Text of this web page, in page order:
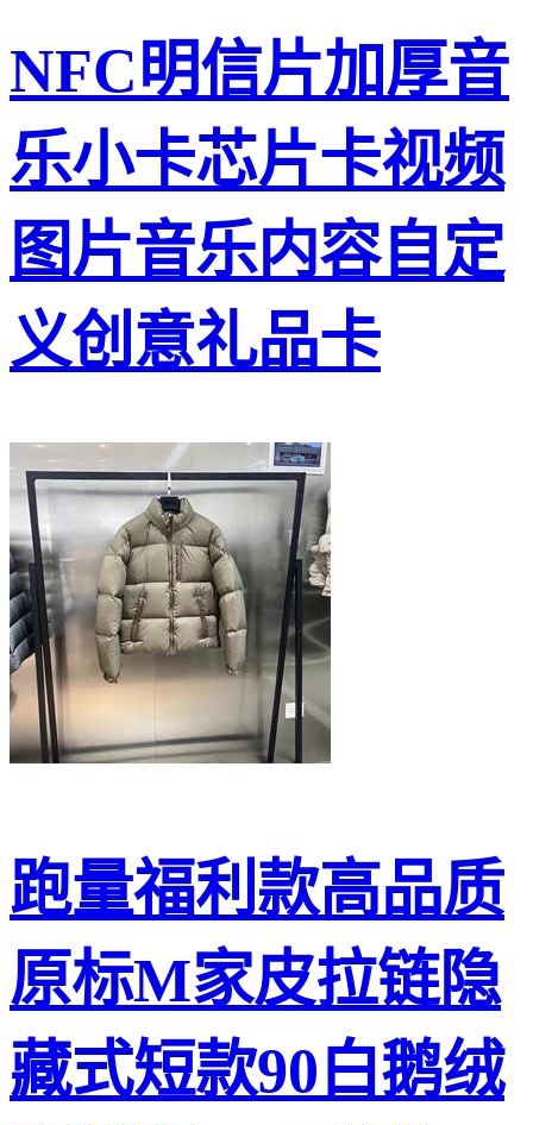
NFC明信片加厚音
乐小卡芯片卡视频
图片音乐内容自定
义创意礼品卡
跑量福利款高品质
原标M家皮拉链隐
藏式短款90白鹅绒